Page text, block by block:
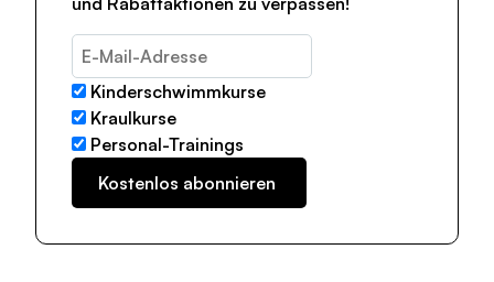
Kinderschwimmkurse
Kraulkurse
Personal-Trainings